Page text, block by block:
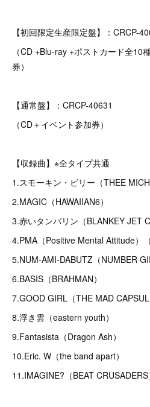
【初回限定生産限定盤】：CRCP-
（CD +Blu-ray +ポストカード全10
券）
【通常盤】：CRCP-40631
（CD＋イベント参加券）
【収録曲】※全タイプ共通
1.スモーキン・ビリー（THEE
2.MAGIC（HAWAIIAN6）
3.赤いタンバリン（BLANKEY JET
4.PMA（Positive Mental Attitude）（
5.NUM-AMI-DABUTZ（NUMBER
6.BASIS（BRAHMAN）
7.GOOD GIRL（THE MAD
8.浮き雲（eastern youth）
9.Fantasista（Dragon Ash）
10.Eric. W（the band apart）
11.IMAGINE?（BEAT CRUSADERS